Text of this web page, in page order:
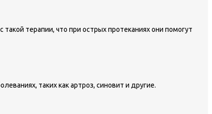
терапии, что при острых протеканиях они помогут
таких как артроз, синовит и другие.